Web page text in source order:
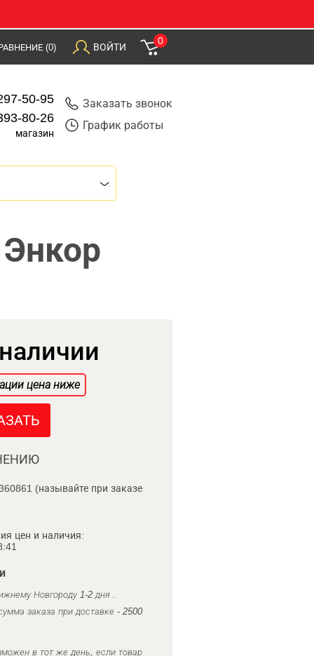
(0) ВОЙТИ
0
50-95
80-26
магазин
Заказать звонок
График работы
цена ниже
(называйте при заказе
цен и наличия:
Новгороду 1-2 дня .
заказа при доставке - 2500
в тот же день, если товар